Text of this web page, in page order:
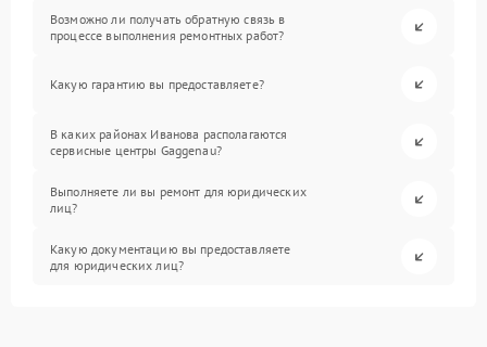
Возможно ли получать обратную связь в
процессе выполнения ремонтных работ?
Какую гарантию вы предоставляете?
В каких районах Иванова располагаются
сервисные центры Gaggenau?
Выполняете ли вы ремонт для юридических
лиц?
Какую документацию вы предоставляете
для юридических лиц?